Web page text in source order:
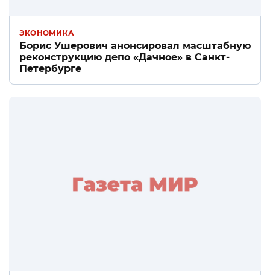
ЭКОНОМИКА
Борис Ушерович анонсировал масштабную
реконструкцию депо «Дачное» в Санкт-
Петербурге